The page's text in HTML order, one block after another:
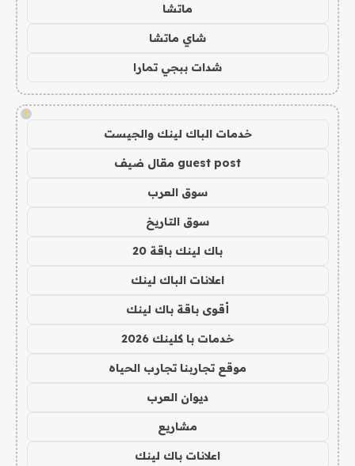
ماتشا
شاي ماتشا
شدات ببجي تمارا
!
خدمات الباك لينك والجيست
guest post مقال ضيف
سوق العرب
سوق التاريخ
باك لينك باقة 20
اعلانات الباك لينك
أقوى باقة باك لينك
خدمات با كلينك 2026
موقع تجاربنا تجارب الحياه
ديوان العرب
مشاريع
اعلانات باك لينك